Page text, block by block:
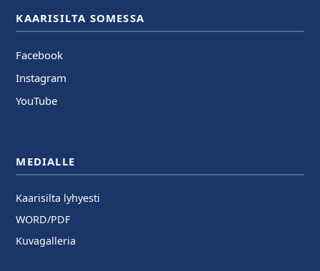
KAARISILTA SOMESSA
Facebook
Instagram
YouTube
MEDIALLE
Kaarisilta lyhyesti
WORD/PDF
Kuvagalleria